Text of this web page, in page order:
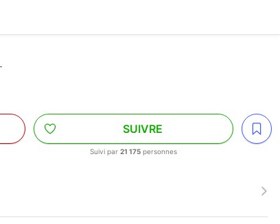
SUIVRE
Suivi par21 175 personnes